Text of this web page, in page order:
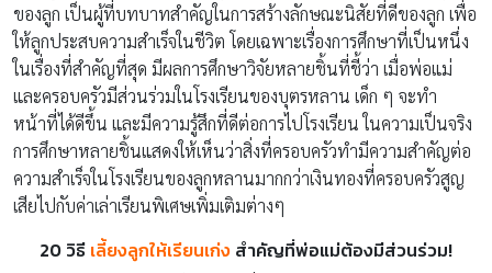
ของลูก เป็นผู้ที่บทบาทสำคัญในการสร้างลักษณะนิสัยที่ดีของลูก เพื่อ
ให้ลูกประสบความสำเร็จในชีวิต โดยเฉพาะเรื่องการศึกษาที่เป็นหนึ่ง
ในเรื่องที่สำคัญที่สุด มีผลการศึกษาวิจัยหลายชิ้นที่ชี้ว่า เมื่อพ่อแม่
และครอบครัวมีส่วนร่วมในโรงเรียนของบุตรหลาน เด็ก ๆ จะทำ
หน้าที่ได้ดีขึ้น และมีความรู้สึกที่ดีต่อการไปโรงเรียน ในความเป็นจริง
การศึกษาหลายชิ้นแสดงให้เห็นว่าสิ่งที่ครอบครัวทำมีความสำคัญต่อ
ความสำเร็จในโรงเรียนของลูกหลานมากกว่าเงินทองที่ครอบครัวสูญ
เสียไปกับค่าเล่าเรียนพิเศษเพิ่มเติมต่างๆ
20 วิธี เลี้ยงลูกให้เรียนเก่ง สำคัญที่พ่อแม่ต้องมีส่วนร่วม!